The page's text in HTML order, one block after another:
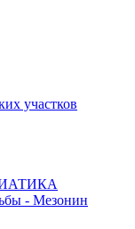
участков
- Мезонин